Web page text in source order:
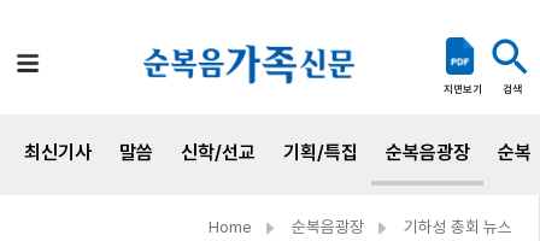
지면보기 검색
최신기사 말씀 신학/선교 기획/특집 순복음광장 순복
Home 순복음광장 기하성 총회 뉴스